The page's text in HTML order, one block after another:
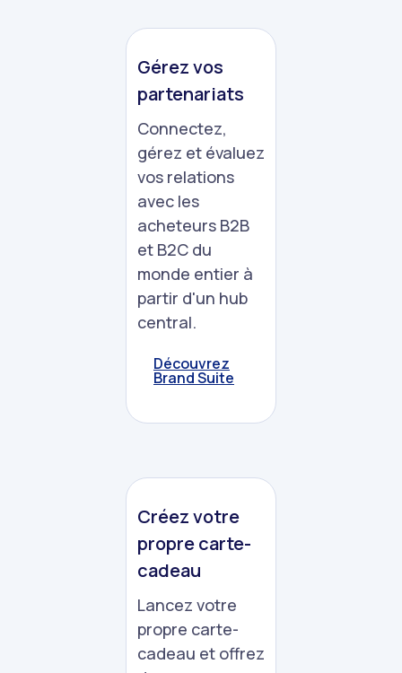
Gérez vos
partenariats
Connectez,
gérez et évaluez
vos relations
avec les
acheteurs B2B
et B2C du
monde entier à
partir d'un hub
central.
Découvrez
Brand Suite
Créez votre
propre carte-
cadeau
Lancez votre
propre carte-
cadeau et offrez